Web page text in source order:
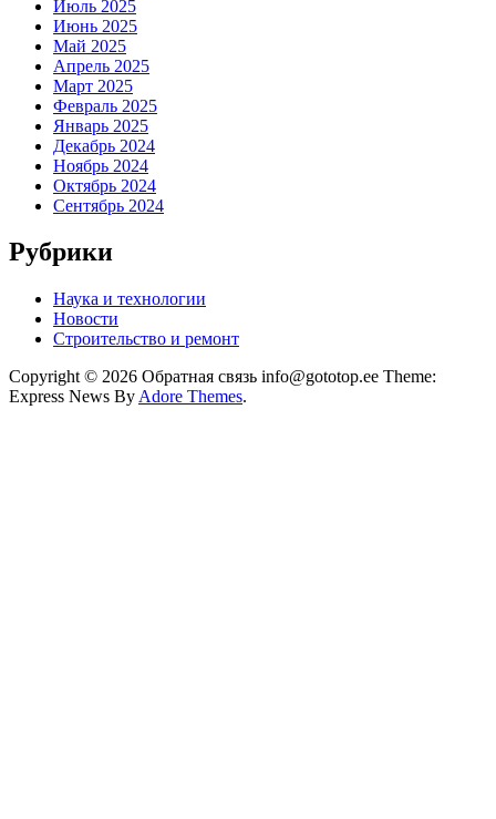
Июль 2025
Июнь 2025
Май 2025
Апрель 2025
Март 2025
Февраль 2025
Январь 2025
Декабрь 2024
Ноябрь 2024
Октябрь 2024
Сентябрь 2024
Рубрики
Наука и технологии
Новости
Строительство и ремонт
Copyright © 2026 Обратная связь info@gototop.ee Theme:
Express News By Adore Themes.